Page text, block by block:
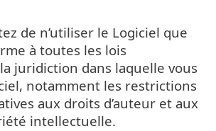
de n’utiliser le Logiciel que
à toutes les lois
juridiction dans laquelle vous
notamment les restrictions
aux droits d’auteur et aux
intellectuelle.